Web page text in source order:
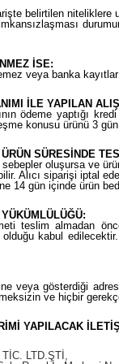
belirtilen
İSE:
veya banka
İLE YAPILAN
ödeme yaptığı
konusu ürünü 3
SÜRESİNDE
sebepler oluşursa ve
Alıcı siparişi iptal
14 gün içinde ürün
teslim almadan
kabul
veya gösterdiği
ve hiçbir
YAPILACAK
LTD.ŞTİ,